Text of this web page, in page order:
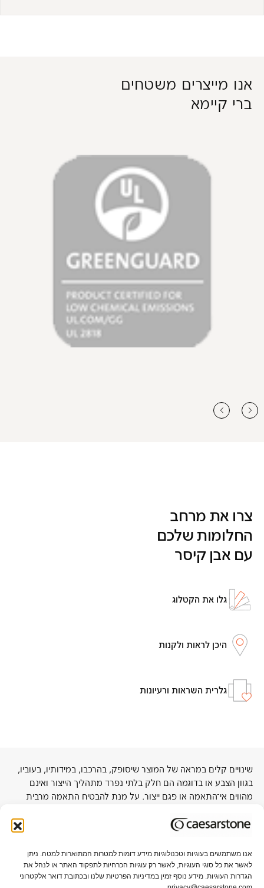
אנו משתמשים בעוגיות וטכנולוגיות מידע דומות למטרות המתוארות למטה. ניתן
לאשר את כל סוגי העוגיות, לאשר רק עוגיות הכרחיות לתפקוד האתר או לנהל את
הגדרות העוגיות. מידע נוסף זמין במדיניות הפרטיות שלנו ובכתובת דואר אלקטרוני
אנו מייצרים משטחים
ברי קיימא
צרו את מרחב
החלומות שלכם
עם אבן קיסר
גלו את הקטלוג
היכן לראות ולקנות
גלרית השראות ורעיונות
שינויים קלים במראה של המוצר שיסופק, בהרכבו, במידותיו, בעוביו,
בגוון הצבע או בדוגמה הם חלק בלתי נפרד מתהליך הייצור ואינם
מהווים אי־התאמה או פגם ייצור. על מנת להבטיח התאמה מרבית
החברה או אצל סיטונאי קרוב.
אודות אבן קיסר תקני איכות וקיימות